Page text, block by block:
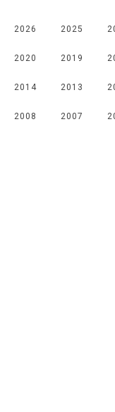
2026 2025
2020 2019
2014 2013
2008 2007